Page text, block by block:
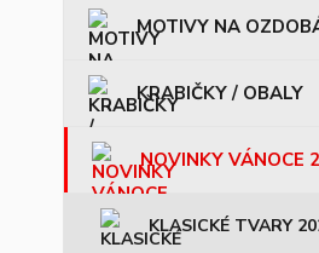
MOTIVY NA
KRABIČKY / OBALY
NOVINKY VÁNOCE
KLASICKÉ TVARY